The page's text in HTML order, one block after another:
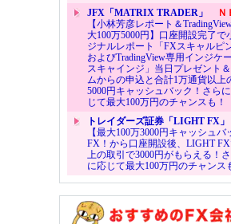
JFX「MATRIX TRADER」
Ｎ
【小林芳彦レポート＆
大100万5000円】口座開設完了で
ジナルレポート「FXスキャルピ
およびTradingView専用インジケ
スキャインジ」当日プレゼント
ムからの申込と合計1万通貨以上
5000円キャッシュバック！さら
じて最大100万円のチャンスも！
トレイダーズ証券「LIGHT FX」
【最大100万3000円キャッシュバ
FX！から口座開設後、LIGHT
上の取引で3000円がもらえる！
に応じて最大100万円のチャンス